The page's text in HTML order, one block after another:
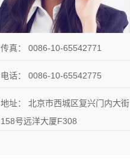
传真： 0086-10-65542771
电话： 0086-10-65542775
地址： 北京市西城区复兴门内大街
158号远洋大厦F308